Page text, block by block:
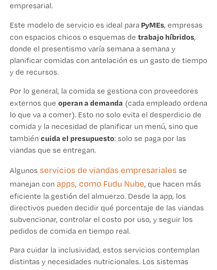
empresarial.
Este modelo de servicio es ideal para PyMEs, empresas
con espacios chicos o esquemas de trabajo híbridos,
donde el presentismo varía semana a semana y
planificar comidas con antelación es un gasto de tiempo
y de recursos.
Por lo general, la comida se gestiona con proveedores
externos que operan a demanda (cada empleado ordena
lo que va a comer). Esto no solo evita el desperdicio de
comida y la necesidad de planificar un menú, sino que
también cuida el presupuesto: solo se paga por las
viandas que se entregan.
Algunos servicios de viandas empresariales se
manejan con apps, como Fudu Nube, que hacen más
eficiente la gestión del almuerzo. Desde la app, los
directivos pueden decidir qué porcentaje de las viandas
subvencionar, controlar el costo por uso, y seguir los
pedidos de comida en tiempo real.
Para cuidar la inclusividad, estos servicios contemplan
distintas y necesidades nutricionales. Los sistemas